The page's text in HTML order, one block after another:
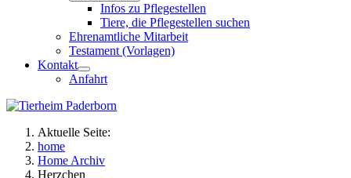
Infos zu Pflegestellen
Tiere, die Pflegestellen suchen
Ehrenamtliche Mitarbeit
Testament (Vorlagen)
Kontakt
Anfahrt
Aktuelle Seite:
home
Home Archiv
Herzchen